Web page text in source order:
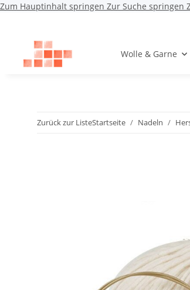
Zum Hauptinhalt springen Zur Suche springen
Wolle & Garne
Zurück zur ListeStartseite Nadeln